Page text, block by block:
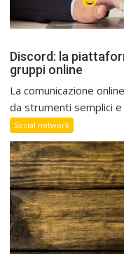
Discord: la
gruppi online
La comunicazione
da strumenti semplici
Social network